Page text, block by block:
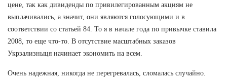
цене, так как дивиденды по привилегированным акциям не
выплачивались, а значит, они являются голосующими и в
соответствии со статьей 84. То я в начале года по привычке ставила
2008, то еще что-то. В отсутствие масштабных заказов
Укрзализныця начинает экономить на всем.
Очень надежная, никогда не перегревалась, сломалась случайно.